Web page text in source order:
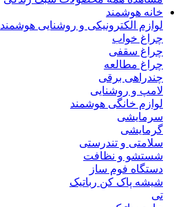
خانه هوشمند
لوازم الکترونیکی و روشنایی هوشمند
چراغ خواب
چراغ سقفی
چراغ مطالعه
چندراهی برقی
لامپ و روشنایی
لوازم خانگی هوشمند
سرمایشی
گرمایشی
سلامتی و تندرستی
شستشو و نظافت
دستگاه فوم ساز
شیشه پاک کن رباتیک
تی